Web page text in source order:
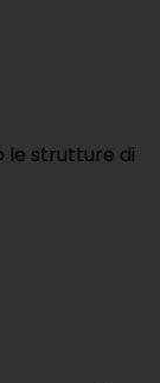
le strutture di